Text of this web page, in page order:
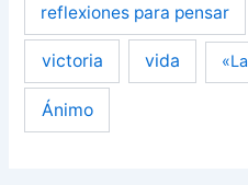
reflexiones para pensar
victoria vida «La
Ánimo